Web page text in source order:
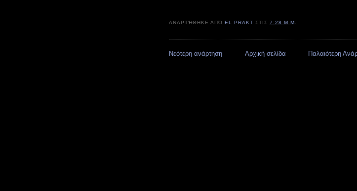
ΑΝΑΡΤΉΘΗΚΕ ΑΠΌEL PRAKT ΣΤΙΣ7:28 Μ.Μ.
Νεότερη ανάρτηση Παλαιότερη
Αρχική σελίδα